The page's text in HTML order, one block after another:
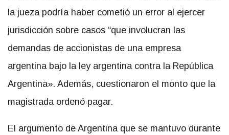
la jueza podría haber cometió un error al ejercer
jurisdicción sobre casos “que involucran las
demandas de accionistas de una empresa
argentina bajo la ley argentina contra la República
Argentina». Además, cuestionaron el monto que la
magistrada ordenó pagar.
El argumento de Argentina que se mantuvo durante